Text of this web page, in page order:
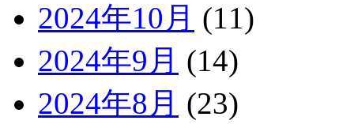
2024年10月 (11)
2024年9月 (14)
2024年8月 (23)